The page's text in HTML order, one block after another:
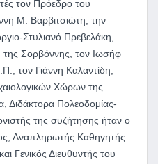
τον Πρόεδρο του
Μ. Βαρβιτσιώτη, την
Στυλιανό Πρεβελάκη,
της Σορβόννης, τον Ιωσήφ
τον Γιάννη Καλαντίδη,
Χώρων της
Διδάκτορα Πολεοδομίας-
της συζήτησης ήταν ο
Αναπληρωτής Καθηγητής
Γενικός Διευθυντής του